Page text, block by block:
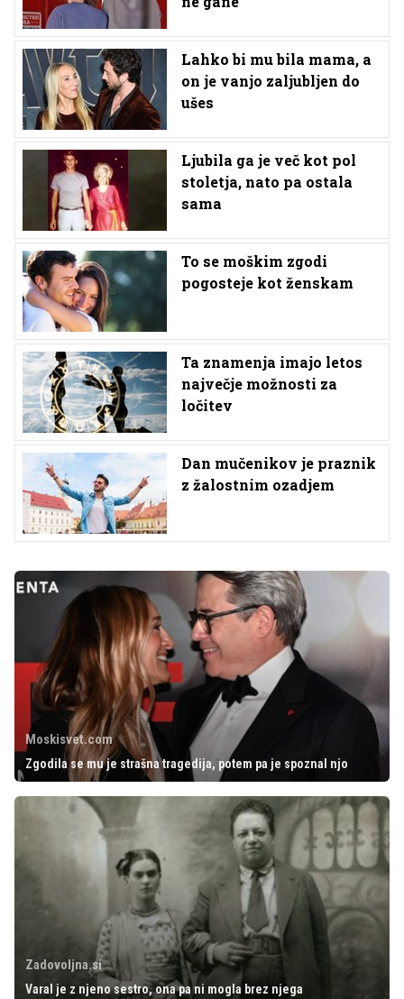
Lahko bi mu bila mama, a
on je vanjo zaljubljen do
ušes
Ljubila ga je več kot pol
stoletja, nato pa ostala
sama
To se moškim zgodi
pogosteje kot ženskam
Ta znamenja imajo letos
največje možnosti za
ločitev
Dan mučenikov je praznik
z žalostnim ozadjem
Moskisvet.com
Zgodila se mu je strašna tragedija, potem pa je spoznal njo
Zadovoljna.si
Varal je z njeno sestro, ona pa ni mogla brez njega